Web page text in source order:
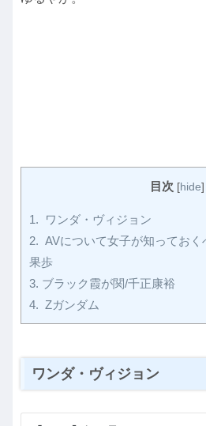
目次 [hide]
1. ワンダ・ヴィジョン
2. AVについて女子が知ってお
果歩
3. ブラック霞が関/千正康裕
4. Zガンダム
ワンダ・ヴィジョン